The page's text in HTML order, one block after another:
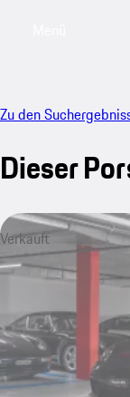
Zu den
Dieser
Verkauft